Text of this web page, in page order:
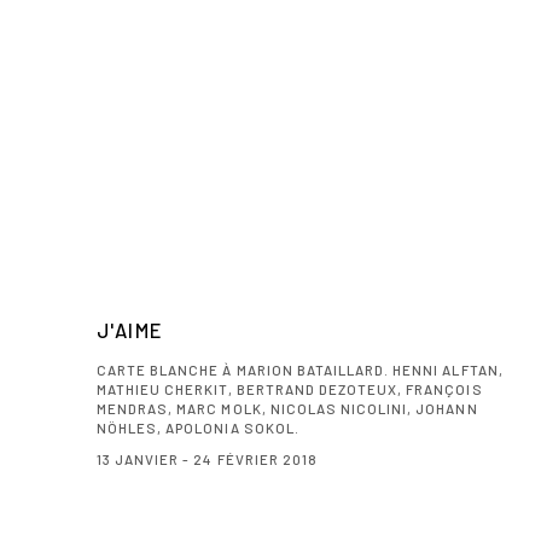
J'AIME
CARTE BLANCHE À MARION BATAILLARD. HENNI ALFTAN,
MATHIEU CHERKIT, BERTRAND DEZOTEUX, FRANÇOIS
MENDRAS, MARC MOLK, NICOLAS NICOLINI, JOHANN
NÖHLES, APOLONIA SOKOL.
13 JANVIER - 24 FÉVRIER 2018